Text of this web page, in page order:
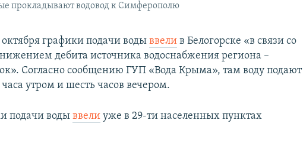
прокладывают водовод к Симферополю
октября графики подачи водыввели в Белогорске «в связи со
дебита источника водоснабжения региона –
Согласно сообщению ГУП «Вода Крыма», там воду подают
утром и шесть часов вечером.
подачи водыввели уже в 29-ти населенных пунктах